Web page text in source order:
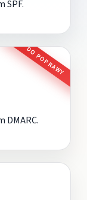
SPF.
DO POPRAWY
DMARC.